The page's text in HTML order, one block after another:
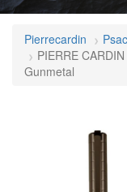
Pierrecardin
PIERRE
Gunmetal